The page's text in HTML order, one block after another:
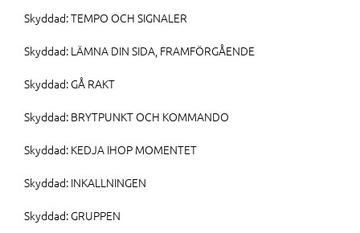
Skyddad: TEMPO OCH SIGNALER
Skyddad: LÄMNA DIN SIDA, FRAMFÖRGÅENDE
Skyddad: GÅ RAKT
Skyddad: BRYTPUNKT OCH KOMMANDO
Skyddad: KEDJA IHOP MOMENTET
Skyddad: INKALLNINGEN
Skyddad: GRUPPEN